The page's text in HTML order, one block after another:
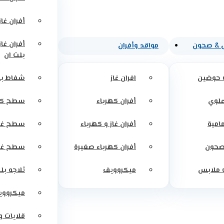
& صحون
حوضين
ملابس
مواقد وأفران
افران غاز
أفران كهرباء
أفران غاز و كهرباء
أفران كهرباء صغيرة
ميكروويف
أفران
أفران
بلت ان
شفاط
سطح
سطح
سطح
ثلاجه